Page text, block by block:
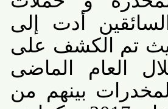
أدت إلى
تم الكشف على
العام الماضى
بينهم من